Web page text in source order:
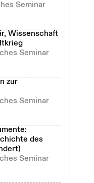
Seminar
Wissenschaft
Seminar
zur
Seminar
des
Seminar